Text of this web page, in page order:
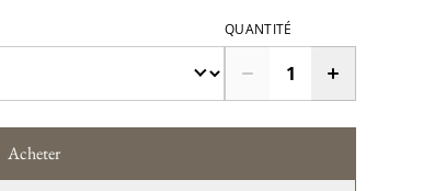
QUANTITÉ
Acheter